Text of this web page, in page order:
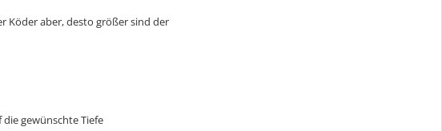
Köder aber, desto größer sind der
gewünschte Tiefe